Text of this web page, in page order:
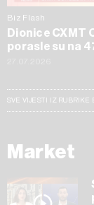
Biz Flash
Dionice CXMT
porasle su na
SVE VIJESTI IZ RUBRIKE
Market